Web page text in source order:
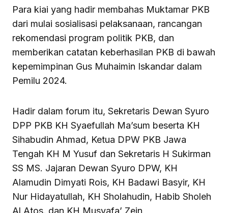
Para kiai yang hadir membahas Muktamar PKB
dari mulai sosialisasi pelaksanaan, rancangan
rekomendasi program politik PKB, dan
memberikan catatan keberhasilan PKB di bawah
kepemimpinan Gus Muhaimin Iskandar dalam
Pemilu 2024.
Hadir dalam forum itu, Sekretaris Dewan Syuro
DPP PKB KH Syaefullah Ma’sum beserta KH
Sihabudin Ahmad, Ketua DPW PKB Jawa
Tengah KH M Yusuf dan Sekretaris H Sukirman
SS MS. Jajaran Dewan Syuro DPW, KH
Alamudin Dimyati Rois, KH Badawi Basyir, KH
Nur Hidayatullah, KH Sholahudin, Habib Sholeh
Al Atos, dan KH Musyafa’ Zein